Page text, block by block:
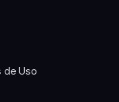
de Uso